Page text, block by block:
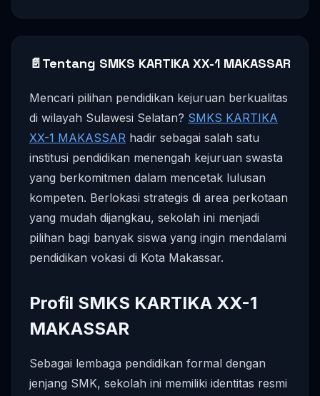
📄Tentang SMKS KARTIKA XX-1 MAKASSAR
Mencari pilihan pendidikan kejuruan berkualitas
di wilayah Sulawesi Selatan? SMKS KARTIKA
XX-1 MAKASSAR hadir sebagai salah satu
institusi pendidikan menengah kejuruan swasta
yang berkomitmen dalam mencetak lulusan
kompeten. Berlokasi strategis di area perkotaan
yang mudah dijangkau, sekolah ini menjadi
pilihan bagi banyak siswa yang ingin mendalami
pendidikan vokasi di Kota Makassar.
Profil SMKS KARTIKA XX-1
MAKASSAR
Sebagai lembaga pendidikan formal dengan
jenjang SMK, sekolah ini memiliki identitas resmi